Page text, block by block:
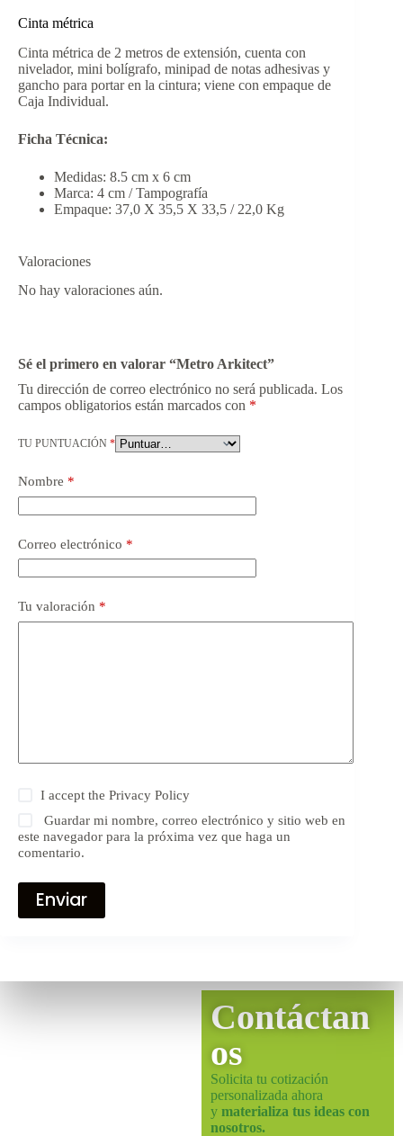
Cinta métrica
Cinta métrica de 2 metros de extensión, cuenta con
nivelador, mini bolígrafo, minipad de notas adhesivas y
gancho para portar en la cintura; viene con empaque de
Caja Individual.
Ficha Técnica:
Medidas: 8.5 cm x 6 cm
Marca: 4 cm / Tampografía
Empaque: 37,0 X 35,5 X 33,5 / 22,0 Kg
Valoraciones
No hay valoraciones aún.
Sé el primero en valorar “Metro Arkitect”
Tu dirección de correo electrónico no será publicada. Los
campos obligatorios están marcados con *
TU PUNTUACIÓN *
Nombre *
Correo electrónico *
Tu valoración *
I accept thePrivacy Policy
Guardar mi nombre, correo electrónico y sitio web en
este navegador para la próxima vez que haga un
comentario.
Enviar
Contáctan
os
Solicita tu cotización
personalizada ahora
y materializa tus ideas con
nosotros.